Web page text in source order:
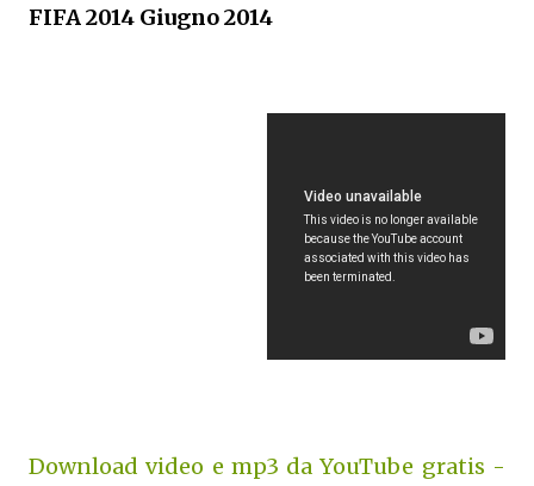
FIFA 2014 Giugno 2014
Download video e mp3 da YouTube gratis -